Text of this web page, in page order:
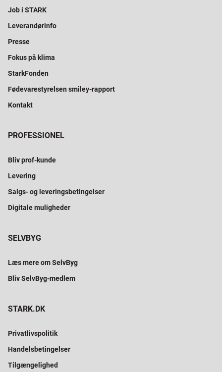
Job i STARK
Leverandørinfo
Presse
Fokus på klima
StarkFonden
Fødevarestyrelsen smiley-rapport
Kontakt
PROFESSIONEL
Bliv prof-kunde
Levering
Salgs- og leveringsbetingelser
Digitale muligheder
SELVBYG
Læs mere om SelvByg
Bliv SelvByg-medlem
STARK.DK
Privatlivspolitik
Handelsbetingelser
Tilgængelighed